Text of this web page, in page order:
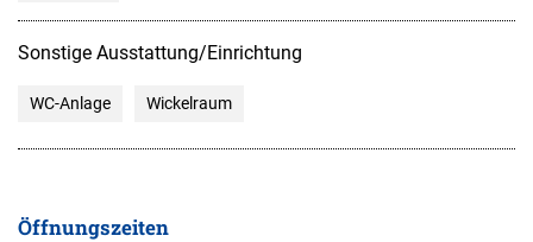
Sonstige Ausstattung/Einrichtung
WC-Anlage Wickelraum
Öffnungszeiten